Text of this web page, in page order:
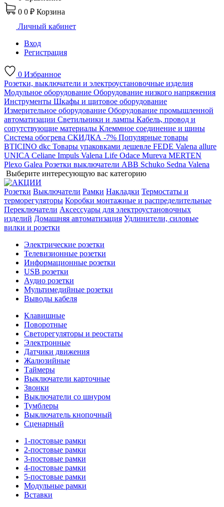
0 0 ₽ Корзина
Личный кабинет
Вход
Регистрация
0 Избранное
Розетки, выключатели и электроустановочные изделия
Модульное оборудование Оборудование низкого напряжения
Инструменты Шкафы и щитовое оборудование
Измерительное оборудование Оборудование промышленной
автоматизации Светильники и лампы Кабель, провод и
сопутствующие материалы Клеммное соединение и шины
Система обогрева СКИДКА -7% Популярные товары
BTICINO dkc Товары упаковками дешевле FEDE Valena allure
UNICA Celiane Impuls Valena Life Odace Mureva MERTEN
Plexo Galea Розетки выключатели ABB Schuko Sedna Valena
Выберите интересующую вас категорию
Розетки Выключатели Рамки Накладки Термостаты и
терморегуляторы Коробки монтажные и распределительные
Переключатели Аксессуары для электроустановочных
изделий Домашняя автоматизация Удлинители, силовые
вилки и розетки
Электрические розетки
Телевизионные розетки
Информационные розетки
USB розетки
Аудио розетки
Мультимедийные розетки
Выводы кабеля
Клавишные
Поворотные
Светорегуляторы и реостаты
Электронные
Датчики движения
Жалюзийные
Таймеры
Выключатели карточные
Звонки
Выключатели со шнуром
Тумблеры
Выключатель кнопочный
Сценарный
1-постовые рамки
2-постовые рамки
3-постовые рамки
4-постовые рамки
5-постовые рамки
Модульные рамки
Вставки